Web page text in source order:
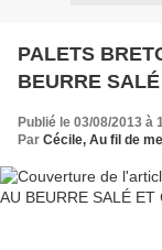
PALETS
BEURRE
Publié le 03/08/2013 à
Par Cécile, Au fil de